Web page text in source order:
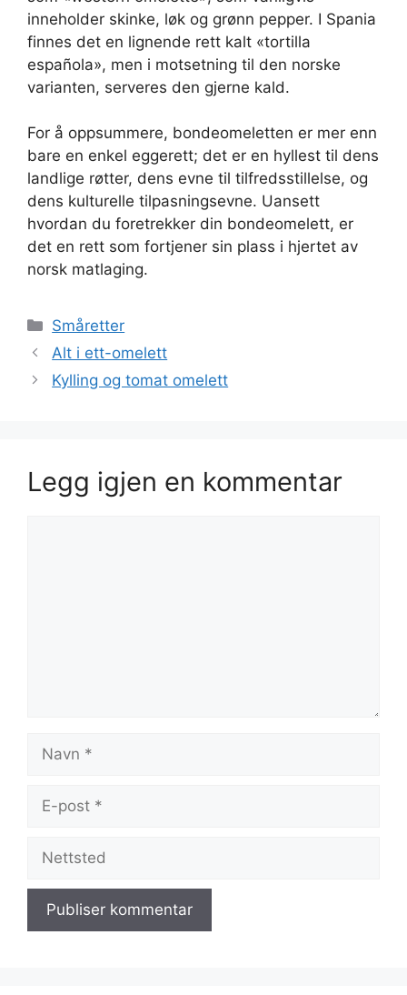
inneholder skinke, løk og grønn pepper. I Spania
finnes det en lignende rett kalt «tortilla
española», men i motsetning til den norske
varianten, serveres den gjerne kald.
For å oppsummere, bondeomeletten er mer enn
bare en enkel eggerett; det er en hyllest til dens
landlige røtter, dens evne til tilfredsstillelse, og
dens kulturelle tilpasningsevne. Uansett
hvordan du foretrekker din bondeomelett, er
det en rett som fortjener sin plass i hjertet av
norsk matlaging.
Kategorier
Småretter
Alt i ett-omelett
Kylling og tomat omelett
Legg igjen en kommentar
Navn
Nettsted